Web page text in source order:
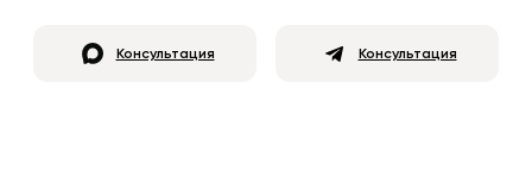
Консультация Консультация